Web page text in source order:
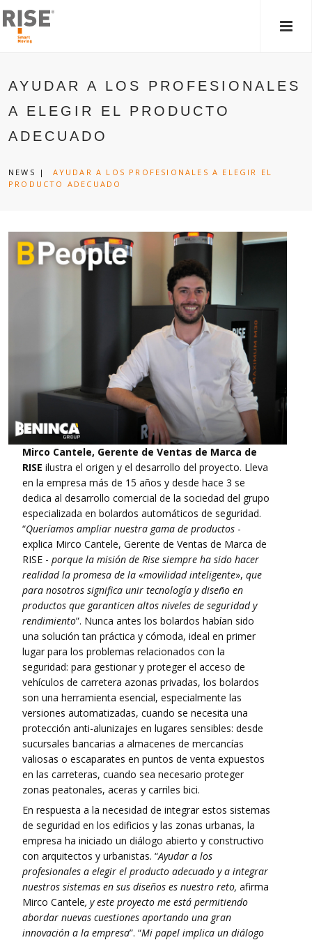
AYUDAR A LOS PROFESIONALES
A ELEGIR EL PRODUCTO
ADECUADO
NEWS | AYUDAR A LOS PROFESIONALES A ELEGIR EL
PRODUCTO ADECUADO
Mirco Cantele, Gerente de Ventas de Marca de
RISE ilustra el origen y el desarrollo del proyecto. Lleva
en la empresa más de 15 años y desde hace 3 se
dedica al desarrollo comercial de la sociedad del grupo
especializada en bolardos automáticos de seguridad.
“Queríamos ampliar nuestra gama de productos -
explica Mirco Cantele, Gerente de Ventas de Marca de
RISE - porque la misión de Rise siempre ha sido hacer
realidad la promesa de la «movilidad inteligente», que
para nosotros significa unir tecnología y diseño en
productos que garanticen altos niveles de seguridad y
rendimiento”. Nunca antes los bolardos habían sido
una solución tan práctica y cómoda, ideal en primer
lugar para los problemas relacionados con la
seguridad: para gestionar y proteger el acceso de
vehículos de carretera azonas privadas, los bolardos
son una herramienta esencial, especialmente las
versiones automatizadas, cuando se necesita una
protección anti-alunizajes en lugares sensibles: desde
sucursales bancarias a almacenes de mercancías
valiosas o escaparates en puntos de venta expuestos
en las carreteras, cuando sea necesario proteger
zonas peatonales, aceras y carriles bici.
En respuesta a la necesidad de integrar estos sistemas
de seguridad en los edificios y las zonas urbanas, la
empresa ha iniciado un diálogo abierto y constructivo
con arquitectos y urbanistas. “Ayudar a los
profesionales a elegir el producto adecuado y a integrar
nuestros sistemas en sus diseños es nuestro reto, afirma
Mirco Cantele, y este proyecto me está permitiendo
abordar nuevas cuestiones aportando una gran
innovación a la empresa”. “Mi papel implica un diálogo